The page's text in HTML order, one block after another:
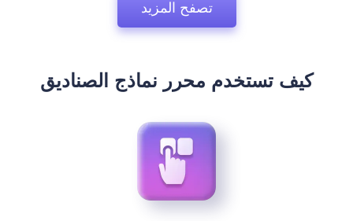
تصفح المزيد
كيف تستخدم محرر نماذج الصناديق